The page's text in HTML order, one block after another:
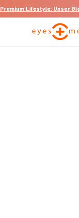
Premium Lifestyle: Unser